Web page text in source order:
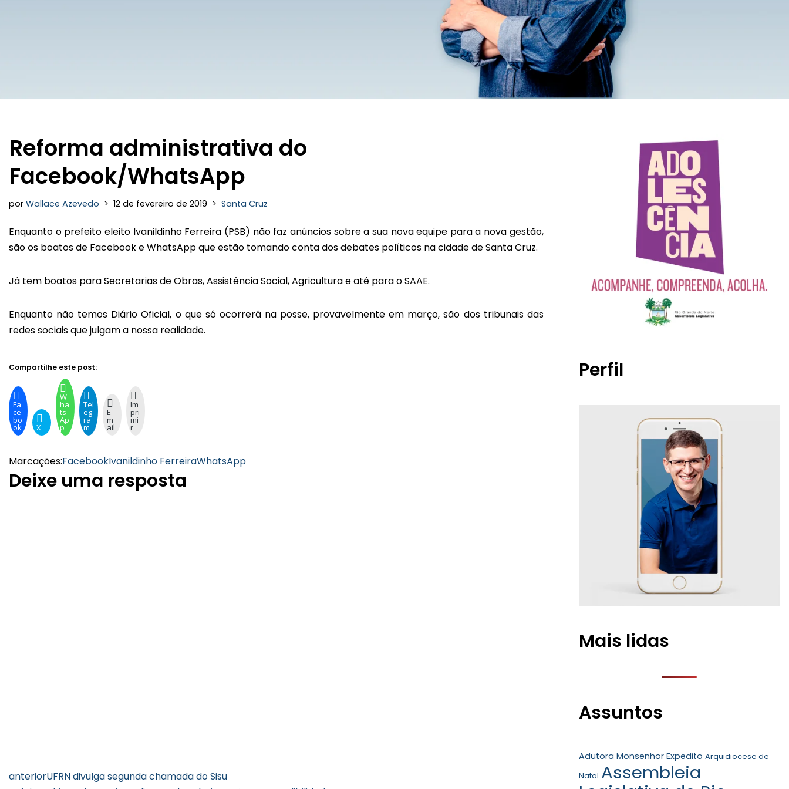
Reforma administrativa do
Facebook/WhatsApp
por Wallace Azevedo 12 de fevereiro de 2019 Santa Cruz
Enquanto o prefeito eleito Ivanildinho Ferreira (PSB) não faz anúncios sobre a sua nova equipe para a nova gestão,
são os boatos de Facebook e WhatsApp que estão tomando conta dos debates políticos na cidade de Santa Cruz.
Já tem boatos para Secretarias de Obras, Assistência Social, Agricultura e até para o SAAE.
Enquanto não temos Diário Oficial, o que só ocorrerá na posse, provavelmente em março, são dos tribunais das
redes sociais que julgam a nossa realidade.
Compartilhe este post:
Fa
ce
bo
ok X
W
ha
ts
Ap
p
Tel
eg
ra
m
E-
m
ail
Im
pri
mi
r
Marcações:FacebookIvanildinho FerreiraWhatsApp
Deixe uma resposta
anteriorUFRN divulga segunda chamada do Sisu
Perfil
Mais lidas
Assuntos
Adutora Monsenhor Expedito Arquidiocese de
Natal Assembleia